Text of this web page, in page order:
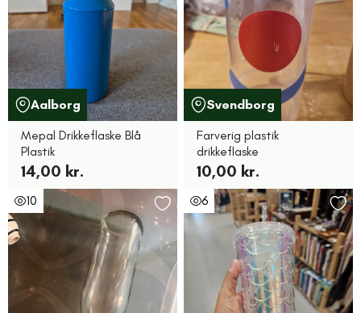
Aalborg
Mepal Drikkeflaske Blå
Plastik
14,00 kr.
Svendborg
Farverig plastik
drikkeflaske
10,00 kr.
10 6